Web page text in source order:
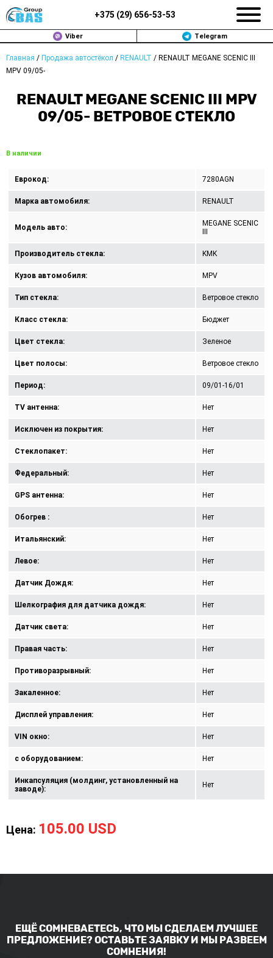
+375 (29) 656-53-53
Viber Telegram
Главная / Продажа автостёкол / RENAULT / RENAULT MEGANE SCENIC III
MPV 09/05-
RENAULT MEGANE SCENIC III MPV
09/05- ВЕТРОВОЕ СТЕКЛО
В наличии
Еврокод: 7280AGN
Марка автомобиля: RENAULT
Модель авто:
MEGANE SCENIC
Производитель стекла: KMK
Кузов автомобиля: MPV
Тип стекла: Ветровое стекло
Класс стекла: Бюджет
Цвет стекла: Зеленое
Цвет полосы: Ветровое стекло
Период: 09/01-16/01
TV антенна: Нет
Исключен из покрытия: Нет
Стеклопакет: Нет
Федеральный: Нет
GPS антенна: Нет
Обогрев : Нет
Итальянский: Нет
Левое: Нет
Датчик Дождя: Нет
Шелкография для датчика дождя: Нет
Датчик света: Нет
Правая часть: Нет
Противоразрывный: Нет
Закаленное: Нет
Дисплей управления: Нет
VIN окно: Нет
с оборудованием: Нет
Инкапсуляция (молдинг, установленный на
заводе):
Нет
Цена: 105.00 USD
ЕЩЁ СОМНЕВАЕТЕСЬ, ЧТО МЫ СДЕЛАЕМ ЛУЧШЕЕ
ПРЕДЛОЖЕНИЕ? ОСТАВЬТЕ ЗАЯВКУ И МЫ РАЗВЕЕМ
СОМНЕНИЯ!
ЗАМЕНА АВТОСТЕКОЛ В МИНСКЕ
ПРОДАЖА АВТОСТЁКОЛ
РЕМОНТ
ДОП. УСЛУГИ
ВОПРОС-ОТВЕТ
КОНТАКТЫ